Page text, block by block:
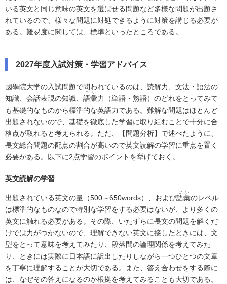
いる英文と同じ意味の英文を選ばせる問題など多様な問題が出題さ
れているので、様々な問題に対処できるように対策を講じる必要が
ある。難易度に関しては、標準といったところである。
2027年度入試対策・学習アドバイス
國學院大学の入試問題で問われているのは、読解力、文法・語法の
知識、会話表現の知識、 語彙
ごい
力（単語・熟語）のどれをとってみて
も基礎的なものから標準的な英語力である。難解な問題はほとんど
出題されないので、基礎を徹底した学習に取り組むことで十分に合
格点が取れると考えられる。ただ、【問題分析】で述べたように、
長文総合問題の配点の割合が高いので英文読解の学習に重点を置く
必要がある。以下に2点学習のポイントを挙げておく。
英文読解の学習
出題されている英文の量（500～650words）、および語彙
ごい
のレベル
は標準的なものなので特別な学習をする必要はないが、より多くの
英文に触れる必要がある。その際、いたずらに長文の問題を解くだ
けでは力がつかないので、理解できない英文に接したときには、文
型をとって意味を考えてみたり、段落間の論理関係を考えてみた
り、ときには実際に日本語に訳出したりしながら一つひとつの文章
を丁寧に理解することが大切である。また、答え合わせをする際に
は、なぜその答えになるのか根拠を考えてみることも大切である。